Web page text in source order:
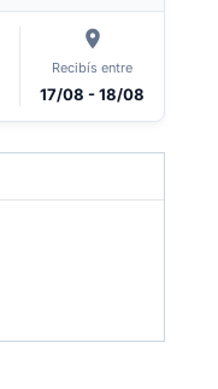
Recibís entre
17/08 - 18/08